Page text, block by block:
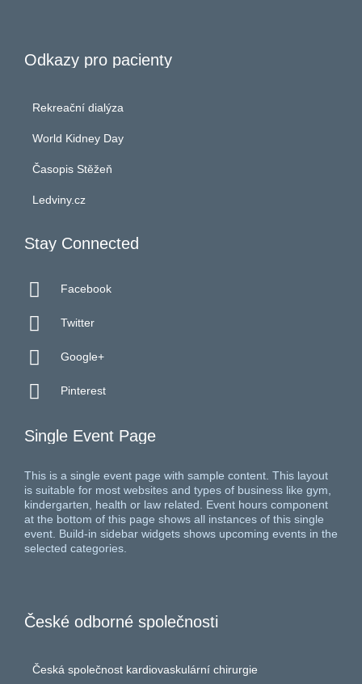
Odkazy pro pacienty
Rekreační dialýza
World Kidney Day
Časopis Stěžeň
Ledviny.cz
Stay Connected
 Facebook
 Twitter
 Google+
 Pinterest
Single Event Page
This is a single event page with sample content. This layout
is suitable for most websites and types of business like gym,
kindergarten, health or law related. Event hours component
at the bottom of this page shows all instances of this single
event. Build-in sidebar widgets shows upcoming events in the
selected categories.
České odborné společnosti
Česká společnost kardiovaskulární chirurgie